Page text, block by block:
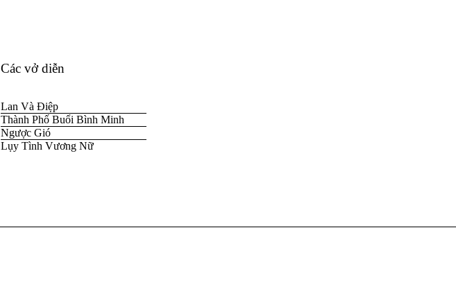
Các vở diễn
Lan Và Điệp
Thành Phố Buổi Bình Minh
Ngược Gió
Lụy Tình Vương Nữ